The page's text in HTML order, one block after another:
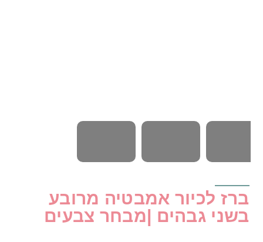
ברז לכיור אמבטיה מרובע
בשני גבהים |מבחר צבעים